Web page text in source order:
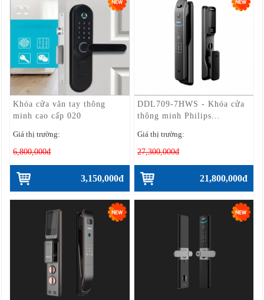
Khóa cửa vân tay thông
minh cao cấp 020
Giá thị trường:
6,800,000đ
3,150,000đ
DDL709-7HWS - Khóa cửa
thông minh Philips...
Giá thị trường:
27,300,000đ
21,800,000đ